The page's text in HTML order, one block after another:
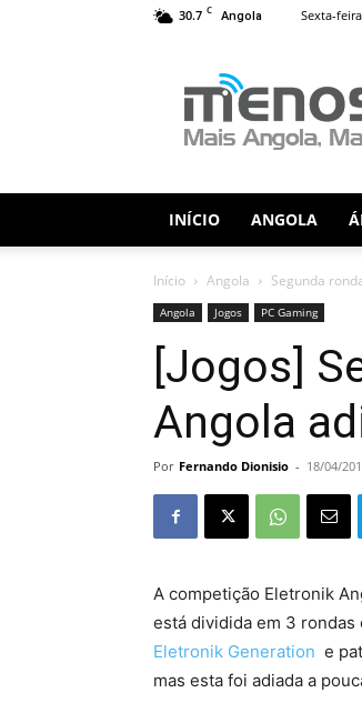
30.7 C Angola Sexta-
INÍCIO ANGOLA
Início Angola Segunda
Angola Jogos PC Gaming
[Jogos]
Angola
Por Fernando Dionisio - 18/04/
A competição Eletronik
está dividida em 3 rondas
Eletronik Generation e
mas esta foi adiada a